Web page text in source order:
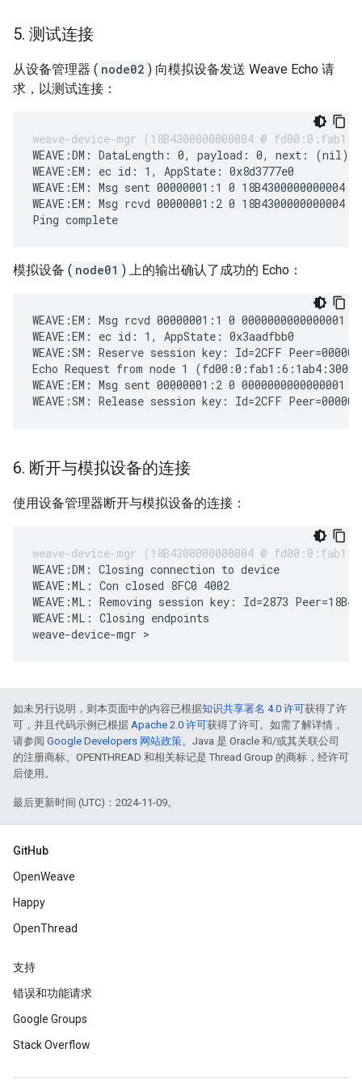
5. 测试连接
从设备管理器 ( node02 ) 向模拟设备发送 Weave Echo 请
求，以测试连接：
WEAVE:DM: DataLength: 0, payload: 0, next: (nil)
WEAVE:EM: ec id: 1, AppState: 0x8d3777e0
WEAVE:EM: Msg sent 00000001:1 0 18B4300000000004
WEAVE:EM: Msg rcvd 00000001:2 0 18B4300000000004
模拟设备 ( node01 ) 上的输出确认了成功的 Echo：
WEAVE:EM: Msg rcvd 00000001:1 0 0000000000000001
WEAVE:EM: ec id: 1, AppState: 0x3aadfbb0
WEAVE:SM: Reserve session key: Id=2CFF
Echo Request from node 1
WEAVE:EM: Msg sent 00000001:2 0 0000000000000001
6. 断开与模拟设备的连接
使用设备管理器断开与模拟设备的连接：
WEAVE:DM: Closing connection to device
WEAVE:ML: Con closed 8FC0 4002
WEAVE:ML: Removing session key: Id=2873
WEAVE:ML: Closing endpoints
如未另行说明，则本页面中的内容已根据知识共享署名 4.0 许可获得了许
可，并且代码示例已根据 Apache 2.0 许可获得了许可。如需了解详情，
请参阅 Google Developers 网站政策。Java 是 Oracle 和/或其关联公司
的注册商标。OPENTHREAD 和相关标记是 Thread Group 的商标，经许可
后使用。
最后更新时间 (UTC)：2024-11-09。
GitHub
OpenWeave
Happy
OpenThread
支持
错误和功能请求
Google Groups
Stack Overflow